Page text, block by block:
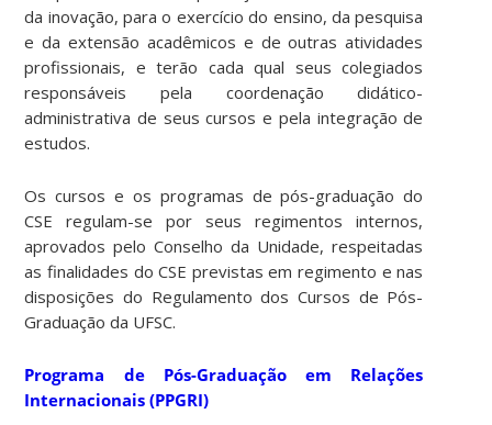
da inovação, para o exercício do ensino, da pesquisa
e da extensão acadêmicos e de outras atividades
profissionais, e terão cada qual seus colegiados
responsáveis pela coordenação didático-
administrativa de seus cursos e pela integração de
estudos.
Os cursos e os programas de pós-graduação do
CSE regulam-se por seus regimentos internos,
aprovados pelo Conselho da Unidade, respeitadas
as finalidades do CSE previstas em regimento e nas
disposições do Regulamento dos Cursos de Pós-
Graduação da UFSC.
Programa de Pós-Graduação em Relações
Internacionais (PPGRI)